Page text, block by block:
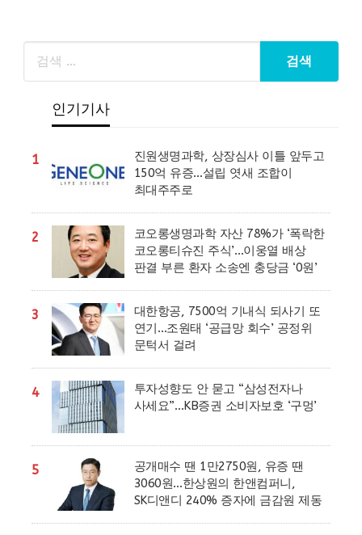
인기기사
1
진원생명과학, 상장심사 이틀 앞두고
150억 유증…설립 엿새 조합이
최대주주로
2
코오롱생명과학 자산 78%가 ‘폭락한
코오롱티슈진 주식’…이웅열 배상
판결 부른 환자 소송엔 충당금 ‘0원’
3
대한항공, 7500억 기내식 되사기 또
연기…조원태 ‘공급망 회수’ 공정위
문턱서 걸려
4
투자성향도 안 묻고 “삼성전자나
사세요”…KB증권 소비자보호 ‘구멍’
5
공개매수 땐 1만2750원, 유증 땐
3060원…한상원의 한앤컴퍼니,
SK디앤디 240% 증자에 금감원 제동